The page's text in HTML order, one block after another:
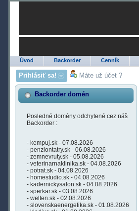
Úvod Backorder Cenník
Prihlásiť sa! Máte už účet ?
Backorder domén
Posledné domény odchytené cez náš
Backorder :
- kempuj.sk - 07.08.2026
- penziontatry.sk - 06.08.2026
- zemnevruty.sk - 05.08.2026
- veterinarnaklinika.sk - 04.08.2026
- potrat.sk - 04.08.2026
- homestudio.sk - 04.08.2026
- kadernickysalon.sk - 04.08.2026
- sperkar.sk - 03.08.2026
- welten.sk - 02.08.2026
- slovenskaenergetika.sk - 01.08.2026